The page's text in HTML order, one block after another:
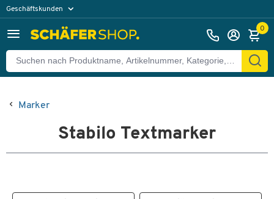
Geschäftskunden
0
Marker
Stabilo Textmarker